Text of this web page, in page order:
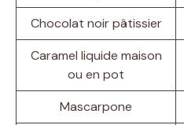
Chocolat noir pâtissier
Caramel liquide maison
ou en pot
Mascarpone